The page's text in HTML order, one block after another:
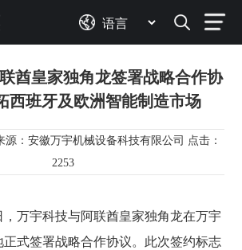
酋皇家独角龙签署战略合作协
西班牙及欧洲智能制造市场
源：安徽万宇机械设备科技有限公司 点击：
2253
，万宇科技与阿联酋皇家独角龙在万宇
式签署战略合作协议。此次签约标志